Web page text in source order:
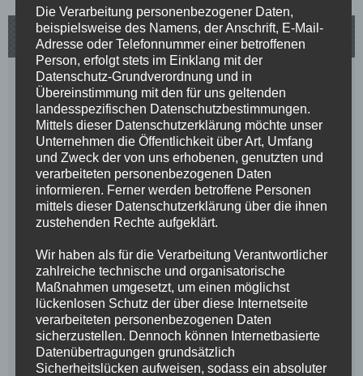
Die Verarbeitung personenbezogener Daten,
beispielsweise des Namens, der Anschrift, E-Mail-
Adresse oder Telefonnummer einer betroffenen
Person, erfolgt stets im Einklang mit der
Datenschutz-Grundverordnung und in
Übereinstimmung mit den für uns geltenden
landesspezifischen Datenschutzbestimmungen.
Mittels dieser Datenschutzerklärung möchte unser
Unternehmen die Öffentlichkeit über Art, Umfang
und Zweck der von uns erhobenen, genutzten und
verarbeiteten personenbezogenen Daten
informieren. Ferner werden betroffene Personen
mittels dieser Datenschutzerklärung über die ihnen
zustehenden Rechte aufgeklärt.
Wir haben als für die Verarbeitung Verantwortlicher
zahlreiche technische und organisatorische
Maßnahmen umgesetzt, um einen möglichst
lückenlosen Schutz der über diese Internetseite
verarbeiteten personenbezogenen Daten
sicherzustellen. Dennoch können Internetbasierte
Datenübertragungen grundsätzlich
Sicherheitslücken aufweisen, sodass ein absoluter